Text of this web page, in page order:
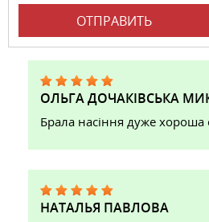
ОТПРАВИТЬ
ОЛЬГА ДОЧАКІВСЬКА
Брала насіння дуже хороша
НАТАЛЬЯ ПАВЛОВА